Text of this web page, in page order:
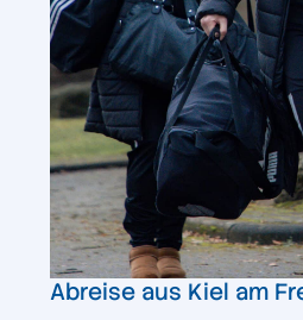
Abreise aus Kiel am